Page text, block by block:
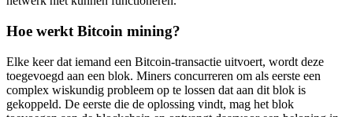
Hoe werkt Bitcoin mining?
Elke keer dat iemand een Bitcoin-transactie uitvoert, wordt deze
toegevoegd aan een blok. Miners concurreren om als eerste een
complex wiskundig probleem op te lossen dat aan dit blok is
gekoppeld. De eerste die de oplossing vindt, mag het blok